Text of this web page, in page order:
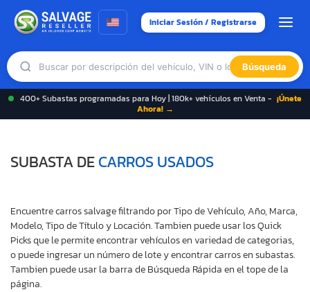
Iniciar Sesión / Registrarse
Búsqueda
400+ Subastas programadas para Hoy | 180k+ vehículos en Venta - ¡Únete
Ahora! →
SUBASTA DECARROS USADOS
Encuentre carros salvage filtrando por Tipo de Vehículo, Año, Marca,
Modelo, Tipo de Título y Locación. Tambien puede usar los Quick
Picks que le permite encontrar vehículos en variedad de categorias,
o puede ingresar un número de lote y encontrar carros en subastas.
Tambien puede usar la barra de Búsqueda Rápida en el tope de la
página.